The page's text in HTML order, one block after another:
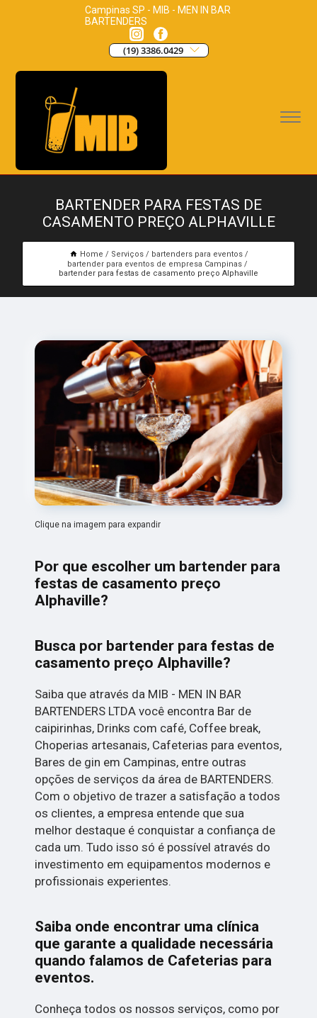
Campinas SP - MIB - MEN IN BAR
BARTENDERS
(19) 3386.0429
BARTENDER PARA FESTAS DE
CASAMENTO PREÇO ALPHAVILLE
Home Serviços
bartenders para eventos
bartender para eventos de empresa Campinas
bartender para festas de casamento preço Alphaville
Clique na imagem para expandir
Por que escolher um bartender para
festas de casamento preço
Alphaville?
Busca por bartender para festas de
casamento preço Alphaville?
Saiba que através da MIB - MEN IN BAR
BARTENDERS LTDA você encontra Bar de
caipirinhas, Drinks com café, Coffee break,
Choperias artesanais, Cafeterias para eventos,
Bares de gin em Campinas, entre outras
opções de serviços da área de BARTENDERS.
Com o objetivo de trazer a satisfação a todos
os clientes, a empresa entende que sua
melhor destaque é conquistar a confiança de
cada um. Tudo isso só é possível através do
investimento em equipamentos modernos e
profissionais experientes.
Saiba onde encontrar uma clínica
que garante a qualidade necessária
quando falamos de Cafeterias para
eventos.
Conheça todos os nossos serviços, como por